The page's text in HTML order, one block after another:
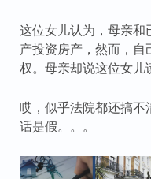
这位女儿认为，母亲和
产投资房产，然而，
权。母亲却说这位女儿
哎，似乎法院都还搞不
话是假。。。